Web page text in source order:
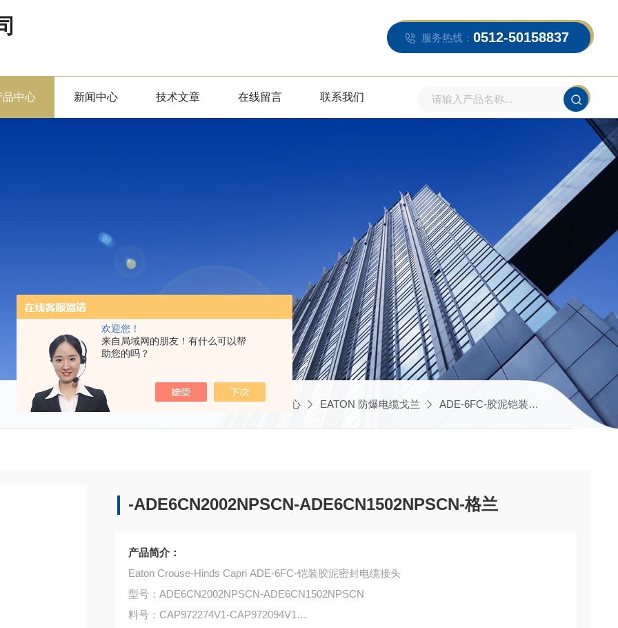
欢迎您！
来自局域网的朋友！有什么可以帮
助您的吗？
服务热线： 0512-50158837
品中心 新闻中心 技术文章 在线留言 联系我们
当前位置：首页 产品中心 EATON 防爆电缆戈兰 ADE-6FC-胶泥铠装格兰
-ADE6CN2002NPSCN-ADE6CN1502NPSCN-格兰
产品简介：
Eaton Crouse-Hinds Capri ADE-6FC-铠装胶泥密封电缆接头
型号：ADE6CN2002NPSCN-ADE6CN1502NPSCN
料号：CAP972274V1-CAP972094V1